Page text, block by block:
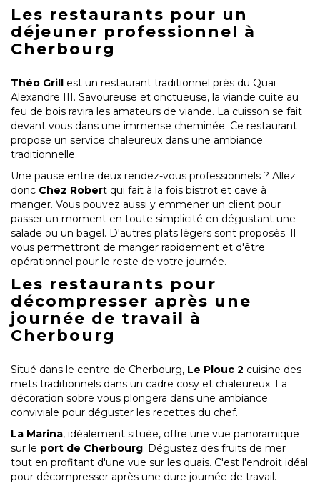
Les restaurants pour un
déjeuner professionnel à
Cherbourg
Théo Grill est un restaurant traditionnel près du Quai
Alexandre III. Savoureuse et onctueuse, la viande cuite au
feu de bois ravira les amateurs de viande. La cuisson se fait
devant vous dans une immense cheminée. Ce restaurant
propose un service chaleureux dans une ambiance
traditionnelle.
Une pause entre deux rendez-vous professionnels ? Allez
donc Chez Robert qui fait à la fois bistrot et cave à
manger. Vous pouvez aussi y emmener un client pour
passer un moment en toute simplicité en dégustant une
salade ou un bagel. D'autres plats légers sont proposés. Il
vous permettront de manger rapidement et d'être
opérationnel pour le reste de votre journée.
Les restaurants pour
décompresser après une
journée de travail à
Cherbourg
Situé dans le centre de Cherbourg, Le Plouc 2 cuisine des
mets traditionnels dans un cadre cosy et chaleureux. La
décoration sobre vous plongera dans une ambiance
conviviale pour déguster les recettes du chef.
La Marina, idéalement située, offre une vue panoramique
sur le port de Cherbourg. Dégustez des fruits de mer
tout en profitant d'une vue sur les quais. C'est l'endroit idéal
pour décompresser après une dure journée de travail.